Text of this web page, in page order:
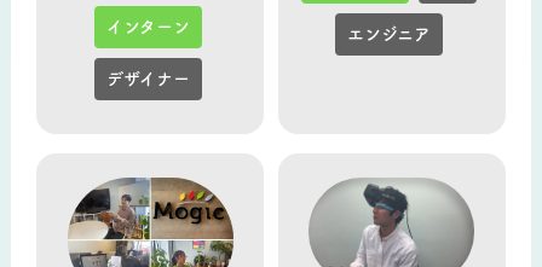
インターン
デザイナー
エンジニア